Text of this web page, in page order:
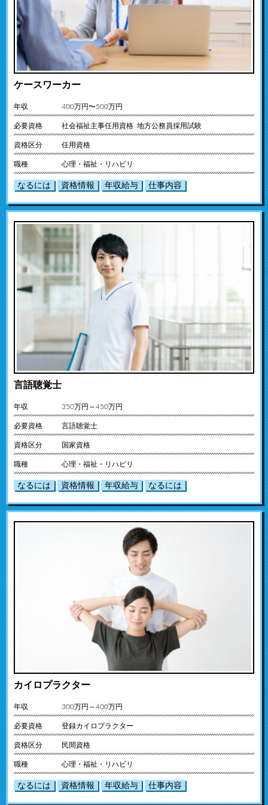
ケースワーカー
年収 400万円〜500万円
必要資格 社会福祉主事任用資格 地方公務員採用試験
資格区分 任用資格
職種 心理・福祉・リハビリ
なるには 資格情報 年収給与 仕事内容
言語聴覚士
年収 350万円～450万円
必要資格 言語聴覚士
資格区分 国家資格
職種 心理・福祉・リハビリ
なるには 資格情報 年収給与 なるには
カイロプラクター
年収 300万円～400万円
必要資格 登録カイロプラクター
資格区分 民間資格
職種 心理・福祉・リハビリ
なるには 資格情報 年収給与 仕事内容